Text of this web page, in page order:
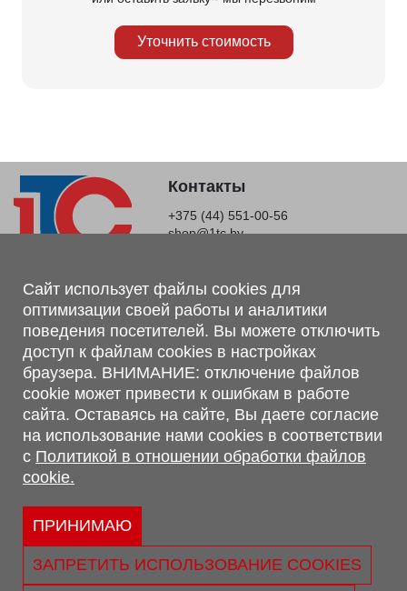
Уточнить стоимость
Контакты
+375 (44) 551-00-56
shop@1tc.by
Магазин, склад
г. Минск, Минский р-н, п. Привольный, ул. Мира, 20А,
223062
г. Брест, ул. Лейтенанта Рябцева, 108 В, 224701
Обращаем Ваше внимание, что вся предоставленная на сайте
информация, касающаяся комплектаций, технических
характеристик, цветовых сочетаний, а также стоимости и
сервисного обслуживания носит информационный характер и
не является публичной офертой, определяемой п.2 ст.407
Гражданского кодекса Республики Беларусь.
Политика обработки персональных данных
Политикой в отношении обработки файлов cookie.
Сайт использует файлы cookies для
оптимизации своей работы и аналитики
поведения посетителей. Вы можете отключить
доступ к файлам cookies в настройках
браузера. ВНИМАНИЕ: отключение файлов
cookie может привести к ошибкам в работе
сайта. Оставаясь на сайте, Вы даете согласие
на использование нами cookies в соответствии
с Политикой в отношении обработки файлов
cookie.
ПРИНИМАЮ
ЗАПРЕТИТЬ ИСПОЛЬЗОВАНИЕ COOKIES